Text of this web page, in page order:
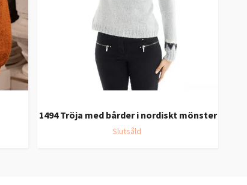
1494 Tröja med bårder i nordiskt mönster
Slutsåld